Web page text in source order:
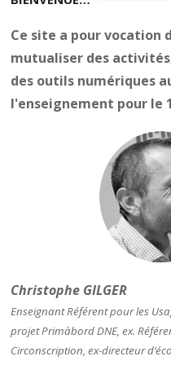
Ce site a pour vocation
mutualiser des
des outils numériques
l'enseignement pour le
Christophe GILGER
Enseignant Référent pour les
projet Primàbord DNE, ex.
Circonscription, ex-directeur